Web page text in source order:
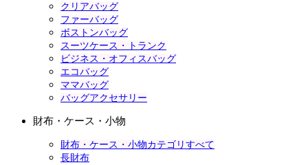
クリアバッグ
ファーバッグ
ボストンバッグ
スーツケース・トランク
ビジネス・オフィスバッグ
エコバッグ
ママバッグ
バッグアクセサリー
財布・ケース・小物
財布・ケース・小物カテゴリすべて
長財布